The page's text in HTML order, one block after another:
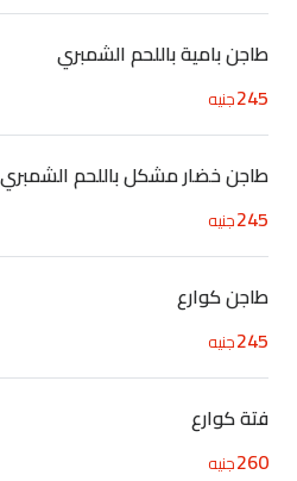
طاجن بامية باللحم الشمبري
245جنيه
طاجن خضار مشكل باللحم الشمبري
245جنيه
طاجن كوارع
245جنيه
فتة كوارع
260جنيه